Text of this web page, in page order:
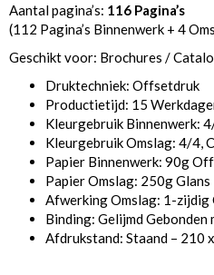
Aantal pagina’s: 116 Pagina’s
(112 Pagina’s Binnenwerk + 4
Geschikt voor: Brochures /
Druktechniek: Offsetdruk
Productietijd: 15
Kleurgebruik Binnenwerk:
Kleurgebruik Omslag: 4/4,
Papier Binnenwerk: 90g
Papier Omslag: 250g Glans
Afwerking Omslag: 1-zijdig
Binding: Gelijmd Gebonden
Afdrukstand: Staand – 210